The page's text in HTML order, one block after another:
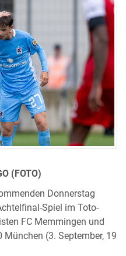
(FOTO)
Donnerstag
Spiel im Toto-
FC Memmingen und
(3. September, 19